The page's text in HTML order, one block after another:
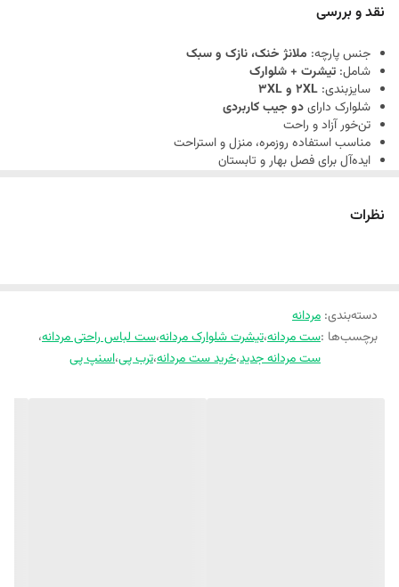
نقد و بررسی
جنس پارچه: ملانژ خنک، نازک و سبک
شامل: تیشرت + شلوارک
سایزبندی: 2XL و 3XL
شلوارک دارایدو جیب کاربردی
تن‌خور آزاد و راحت
مناسب استفاده روزمره، منزل و استراحت
ایده‌آل برای فصل بهار و تابستان
نظرات
دسته‌بندی: مردانه
برچسب‌ها :ست مردانه،تیشرت شلوارک مردانه،ست لباس راحتی مردانه،
ست مردانه جدید،خرید ست مردانه،ترب پی،اسنپ پی